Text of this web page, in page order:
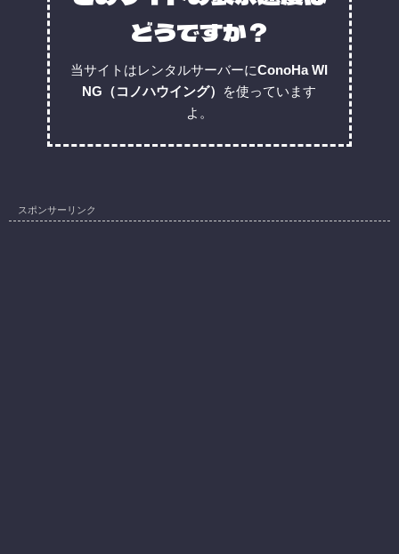
どうですか？
当サイトはレンタルサーバーにConoHa WI
NG（コノハウイング） を使っています
よ。